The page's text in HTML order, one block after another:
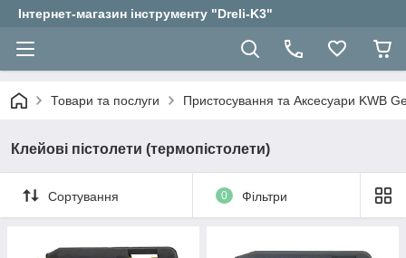
Інтернет-магазин інструменту "Dreli-K3"
Товари та послуги Пристосування та Аксесуари KWB
Клейові пістолети (термопістолети)
Сортування 0 Фільтри